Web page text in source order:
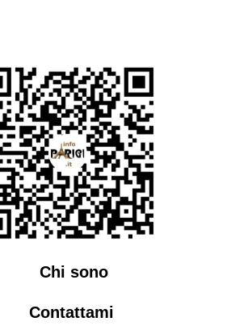
Chi sono
Contattami